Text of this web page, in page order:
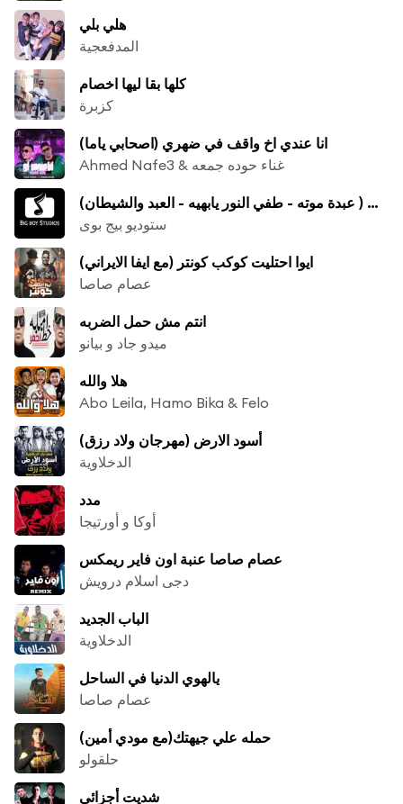
هلي بلي
المدفعجية
كلها بقا ليها اخصام
كزبرة
انا عندي اخ واقف في ضهري (اصحابي ياما)
Ahmed Nafe3 & غناء حوده جمعه
ريمكس شعبي ( عبدة موته - طفي النور يابهيه - العبد والشيطان)
ستوديو بيج بوى
ايوا احتليت كوكب كونتر (مع ايفا الايراني)
عصام صاصا
انتم مش حمل الضربه
ميدو جاد و بيانو
هلا والله
Abo Leila, Hamo Bika & Felo
أسود الارض (مهرجان ولاد رزق)
الدخلاوية
مدد
أوكا و أورتيجا
عصام صاصا عنبة اون فاير ريمكس
دجى اسلام درويش
الباب الجديد
الدخلاوية
يالهوي الدنيا في الساحل
عصام صاصا
حمله علي جيهتك(مع مودي أمين)
حلقولو
شديت أجزائي